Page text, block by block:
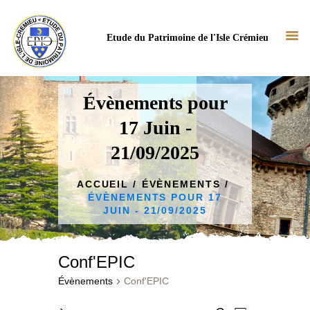
Etude du Patrimoine de l'Isle Crémieu
Évènements pour
17 Juin -
21/09/2025
ACCUEIL
ÉVÈNEMENTS
ÉVÈNEMENTS POUR 17
JUIN - 21/09/2025
ACCUEIL
NOTRE ASSOCIATION
NOS ACTUS
NOS TRAVAUX
BIBLIOTHÈQUE
CONTACT
Conf'EPIC
Évènements Conf'EPIC